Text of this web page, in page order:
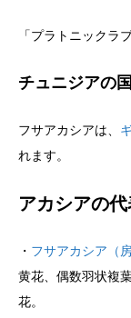
「プラトニックラブ
チュニジアの
フサアカシアは、
れます。
アカシアの
・ フサアカシア（
黄花、偶数羽状複
花。